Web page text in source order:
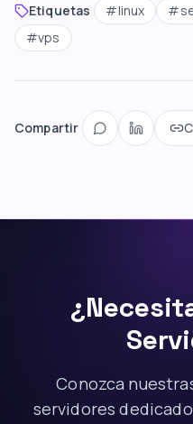
Etiquetas #linux #
#vps
Compartir
Conozca
servidores